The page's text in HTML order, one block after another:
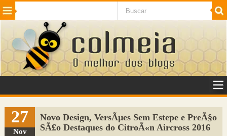
Beleza Cinema e TV
Internet Jogos NotÃ­cias SaÃºde
VeÃ­culos Adulto
Sugerir Link
Adicionar Blog
27
Nov
Novo Design, VersÃµes Sem Estepe e PreÃ§o
SÃ£o Destaques do CitroÃ«n Aircross 2016